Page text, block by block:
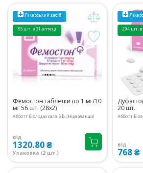
Лікарський засіб
85 шт. в 31 аптеці
Фемостон таблетки по 1 мг/10
мг 56 шт. (28х2)
Абботт Біолоджікалз Б.В. (Нідерланди)
від
1320.80 ₴
Упаковка (2 шт.)
294 шт. в
20 шт.
Абботт
від
768 ₴